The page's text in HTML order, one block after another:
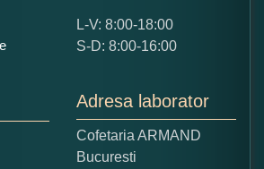
acestui produs?
5
din imagine:
L-V: 8:00-18:00
S-D: 8:00-16:00
Adresa laborator
Cofetaria ARMAND
Bucuresti